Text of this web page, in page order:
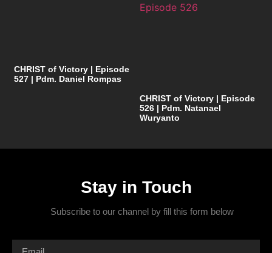
CHRIST of Victory | Episode
527 | Pdm. Daniel Rompas
CHRIST of Victory | Episode
526 | Pdm. Natanael
Wuryanto
Stay in Touch
Subscribe to our channel by fill this form below